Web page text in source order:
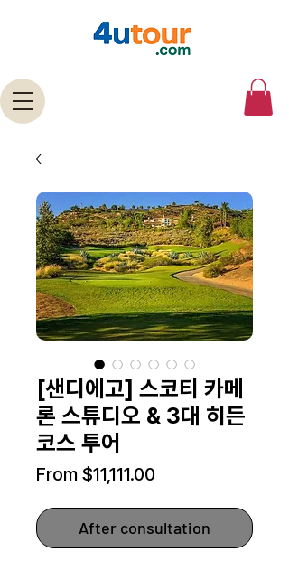
[샌디에고] 스코티 카메
론 스튜디오 & 3대 히든
코스 투어
From $11,111.00
After consultation